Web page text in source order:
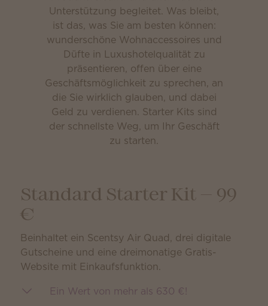
Unterstützung begleitet. Was bleibt,
ist das, was Sie am besten können:
wunderschöne Wohnaccessoires und
Düfte in Luxushotelqualität zu
präsentieren, offen über eine
Geschäftsmöglichkeit zu sprechen, an
die Sie wirklich glauben, und dabei
Geld zu verdienen. Starter Kits sind
der schnellste Weg, um Ihr Geschäft
zu starten.
Standard Starter Kit — 99
€
Beinhaltet ein Scentsy Air Quad, drei digitale
Gutscheine und eine dreimonatige Gratis-
Website mit Einkaufsfunktion.
Ein Wert von mehr als 630 €!